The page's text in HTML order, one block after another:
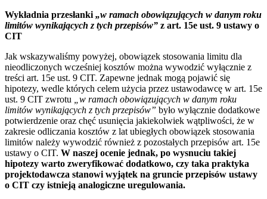
Wykładnia przesłanki „w ramach obowiązujących w danym roku
limitów wynikających z tych przepisów” z art. 15e ust. 9 ustawy o
CIT
Jak wskazywaliśmy powyżej, obowiązek stosowania limitu dla
nieodliczonych wcześniej kosztów można wywodzić wyłącznie z
treści art. 15e ust. 9 CIT. Zapewne jednak mogą pojawić się
hipotezy, wedle których celem użycia przez ustawodawcę w art. 15e
ust. 9 CIT zwrotu
„w ramach obowiązujących w danym roku
limitów wynikających z tych przepisów” było wyłącznie dodatkowe
potwierdzenie oraz chęć usunięcia jakiekolwiek wątpliwości, że w
zakresie odliczania kosztów z lat ubiegłych obowiązek stosowania
limitów należy wywodzić również z pozostałych przepisów art. 15e
ustawy o CIT. W naszej ocenie jednak, po wysnuciu takiej
hipotezy warto zweryfikować dodatkowo, czy taka praktyka
projektodawcza stanowi wyjątek na gruncie przepisów ustawy
o CIT czy istnieją analogiczne uregulowania.